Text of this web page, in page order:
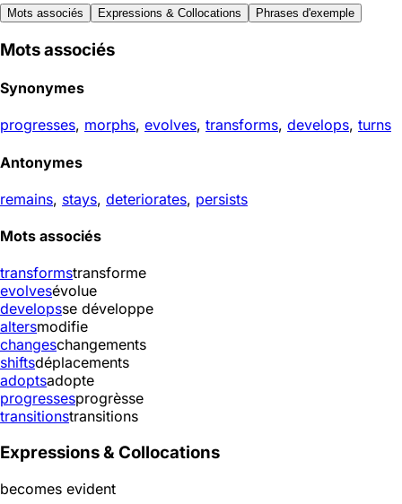
Mots associés Expressions & Collocations Phrases d'exemple
Mots associés
Synonymes
progresses, morphs, evolves, transforms, develops, turns
Antonymes
remains, stays, deteriorates, persists
Mots associés
transformstransforme
evolvesévolue
developsse développe
altersmodifie
changeschangements
shiftsdéplacements
adoptsadopte
progressesprogrèsse
transitionstransitions
Expressions & Collocations
becomes evident